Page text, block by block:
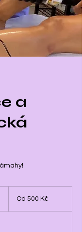
a
českých
Od 500 Kč